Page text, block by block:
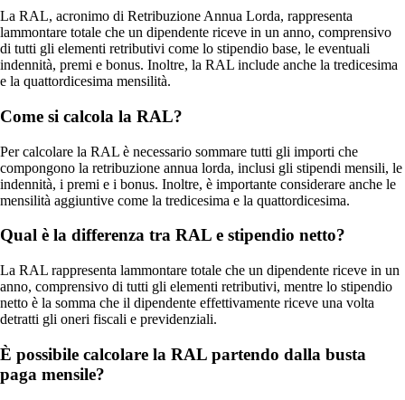
La RAL, acronimo di Retribuzione Annua Lorda, rappresenta
lammontare totale che un dipendente riceve in un anno, comprensivo
di tutti gli elementi retributivi come lo stipendio base, le eventuali
indennità, premi e bonus. Inoltre, la RAL include anche la tredicesima
e la quattordicesima mensilità.
Come si calcola la RAL?
Per calcolare la RAL è necessario sommare tutti gli importi che
compongono la retribuzione annua lorda, inclusi gli stipendi mensili, le
indennità, i premi e i bonus. Inoltre, è importante considerare anche le
mensilità aggiuntive come la tredicesima e la quattordicesima.
Qual è la differenza tra RAL e stipendio netto?
La RAL rappresenta lammontare totale che un dipendente riceve in un
anno, comprensivo di tutti gli elementi retributivi, mentre lo stipendio
netto è la somma che il dipendente effettivamente riceve una volta
detratti gli oneri fiscali e previdenziali.
È possibile calcolare la RAL partendo dalla busta
paga mensile?